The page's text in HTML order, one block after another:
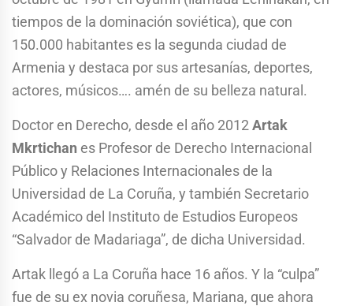
tiempos de la dominación soviética), que con
150.000 habitantes es la segunda ciudad de
Armenia y destaca por sus artesanías, deportes,
actores, músicos…. amén de su belleza natural.
Doctor en Derecho, desde el año 2012 Artak
Mkrtichan es Profesor de Derecho Internacional
Público y Relaciones Internacionales de la
Universidad de La Coruña, y también Secretario
Académico del Instituto de Estudios Europeos
“Salvador de Madariaga”, de dicha Universidad.
Artak llegó a La Coruña hace 16 años. Y la “culpa”
fue de su ex novia coruñesa, Mariana, que ahora